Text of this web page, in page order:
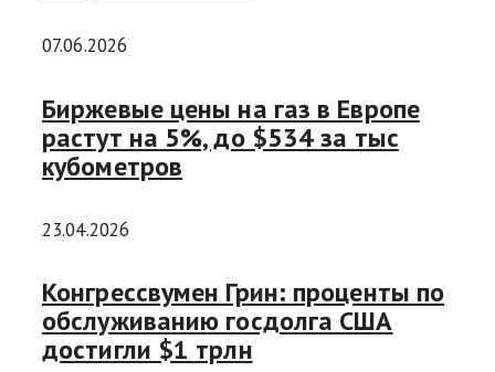
07.06.2026
Биржевые цены на газ в Европе
растут на 5%, до $534 за тыс
кубометров
23.04.2026
Конгрессвумен Грин: проценты по
обслуживанию госдолга США
достигли $1 трлн